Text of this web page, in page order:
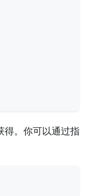
得。你可以通过指